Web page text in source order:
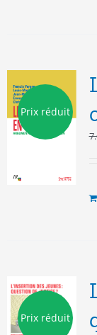
Prix réduit
Prix réduit